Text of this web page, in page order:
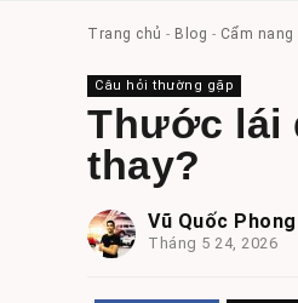
Trang chủ - Blog - Cẩm
Câu hỏi thường gặp
Thước lái
thay?
Vũ Quốc Phong
Tháng 5 24, 2026